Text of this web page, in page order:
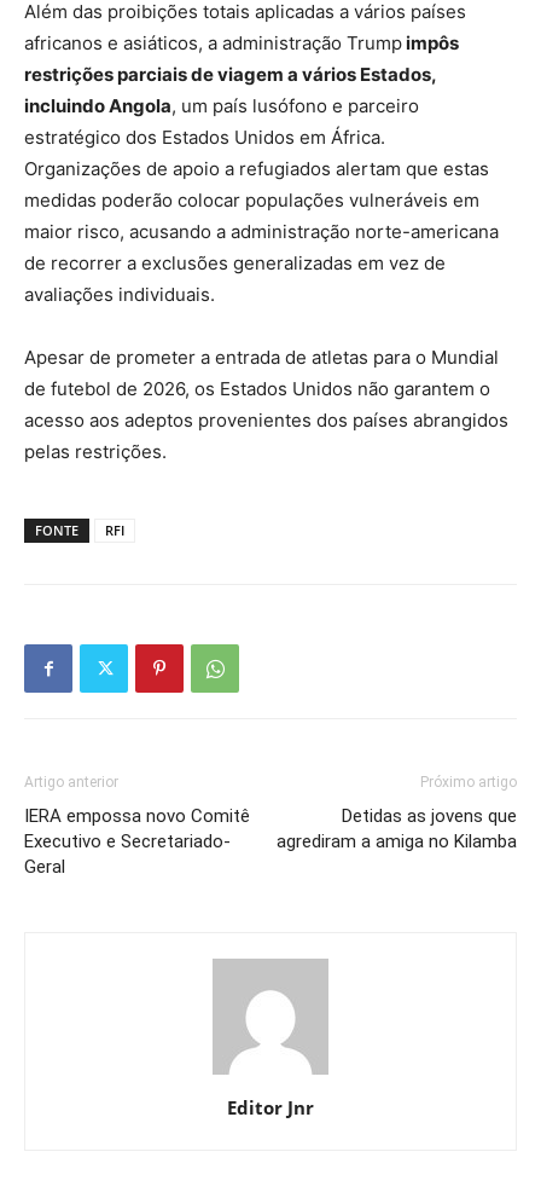
Além das proibições totais aplicadas a vários países
africanos e asiáticos, a administração Trumpimpôs
restrições parciais de viagem a vários Estados,
incluindo Angola, um país lusófono e parceiro
estratégico dos Estados Unidos em África.
Organizações de apoio a refugiados alertam que estas
medidas poderão colocar populações vulneráveis em
maior risco, acusando a administração norte-americana
de recorrer a exclusões generalizadas em vez de
avaliações individuais.
Apesar de prometer a entrada de atletas para o Mundial
de futebol de 2026, os Estados Unidos não garantem o
acesso aos adeptos provenientes dos países abrangidos
pelas restrições.
FONTE RFI
Artigo anterior
IERA empossa novo Comitê
Executivo e Secretariado-
Geral
Próximo artigo
Detidas as jovens que
agrediram a amiga no Kilamba
Editor Jnr